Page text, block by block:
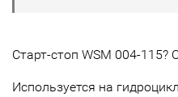
Старт-стоп WSM 004-115?
Используется на